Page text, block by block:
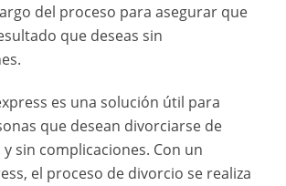
del proceso para asegurar que
que deseas sin
es una solución útil para
que desean divorciarse de
sin complicaciones. Con un
el proceso de divorcio se realiza